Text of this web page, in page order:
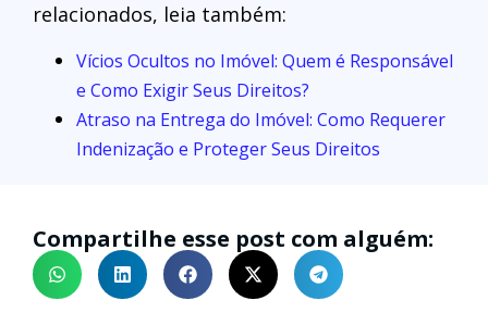
relacionados, leia também:
Vícios Ocultos no Imóvel: Quem é Responsável
e Como Exigir Seus Direitos?
Atraso na Entrega do Imóvel: Como Requerer
Indenização e Proteger Seus Direitos
Compartilhe esse post com alguém: